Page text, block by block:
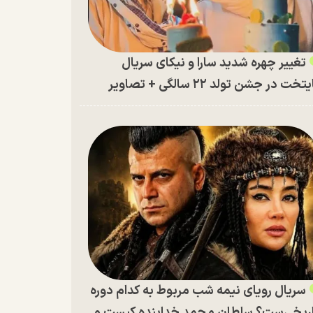
تغییر چهره شدید سارا و نیکای سریال
در جشن تولد ۲۲ سالگی + تصاویر
سریال رویای نیمه شب مربوط به کدام دوره